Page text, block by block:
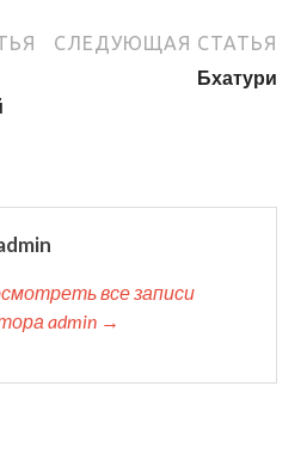
СЛЕДУЮЩАЯ СТАТЬЯ
Бхатури
все записи
admin →